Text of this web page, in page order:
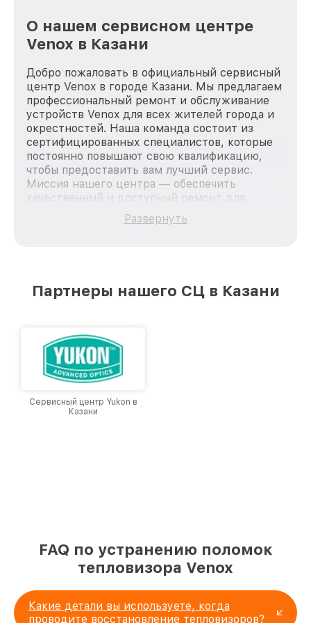
О нашем сервисном центре
Venox в Казани
Добро пожаловать в официальный сервисный
центр Venox в городе Казани. Мы предлагаем
профессиональный ремонт и обслуживание
устройств Venox для всех жителей города и
окрестностей. Наша команда состоит из
сертифицированных специалистов, которые
постоянно повышают свою квалификацию,
чтобы предоставить вам лучший сервис.
Миссия нашего центра — обеспечить
качественный и доступный ремонт для
каждого пользователя продукции Venox, вне
зависимости от сложности поломки. Мы
Казани, постоянно повышая уровень доверия
Развернуть
Партнеры нашего СЦ в Казани
Сервисный центр Yukon в
Казани
FAQ по устранению поломок
тепловизора Venox
Какие детали вы используете, когда
проводите восстановление тепловизоров?